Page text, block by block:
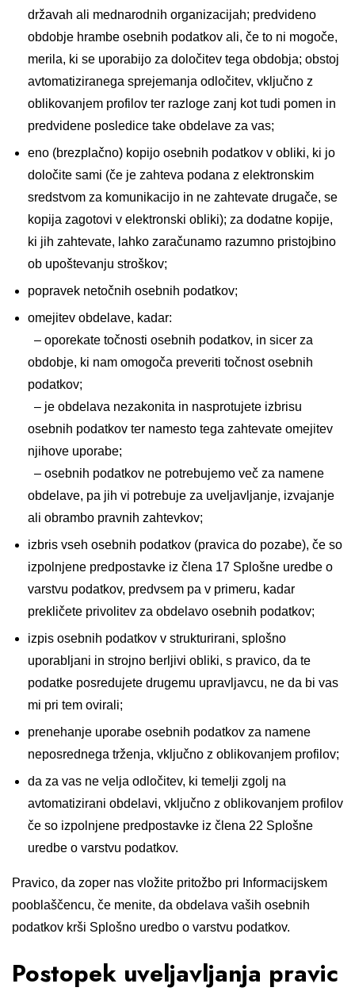
državah ali mednarodnih organizacijah; predvideno
obdobje hrambe osebnih podatkov ali, če to ni mogoče,
merila, ki se uporabijo za določitev tega obdobja; obstoj
avtomatiziranega sprejemanja odločitev, vključno z
oblikovanjem profilov ter razloge zanj kot tudi pomen in
predvidene posledice take obdelave za vas;
eno (brezplačno) kopijo osebnih podatkov v obliki, ki jo
določite sami (če je zahteva podana z elektronskim
sredstvom za komunikacijo in ne zahtevate drugače, se
kopija zagotovi v elektronski obliki); za dodatne kopije,
ki jih zahtevate, lahko zaračunamo razumno pristojbino
ob upoštevanju stroškov;
popravek netočnih osebnih podatkov;
omejitev obdelave, kadar:
– oporekate točnosti osebnih podatkov, in sicer za
obdobje, ki nam omogoča preveriti točnost osebnih
podatkov;
– je obdelava nezakonita in nasprotujete izbrisu
osebnih podatkov ter namesto tega zahtevate omejitev
njihove uporabe;
– osebnih podatkov ne potrebujemo več za namene
obdelave, pa jih vi potrebuje za uveljavljanje, izvajanje
ali obrambo pravnih zahtevkov;
izbris vseh osebnih podatkov (pravica do pozabe), če so
izpolnjene predpostavke iz člena 17 Splošne uredbe o
varstvu podatkov, predvsem pa v primeru, kadar
prekličete privolitev za obdelavo osebnih podatkov;
izpis osebnih podatkov v strukturirani, splošno
uporabljani in strojno berljivi obliki, s pravico, da te
podatke posredujete drugemu upravljavcu, ne da bi vas
mi pri tem ovirali;
prenehanje uporabe osebnih podatkov za namene
neposrednega trženja, vključno z oblikovanjem profilov;
da za vas ne velja odločitev, ki temelji zgolj na
avtomatizirani obdelavi, vključno z oblikovanjem profilov
če so izpolnjene predpostavke iz člena 22 Splošne
uredbe o varstvu podatkov.
Pravico, da zoper nas vložite pritožbo pri Informacijskem
pooblaščencu, če menite, da obdelava vaših osebnih
podatkov krši Splošno uredbo o varstvu podatkov.
Postopek uveljavljanja pravic